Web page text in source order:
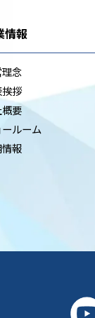
情報
念
拶
要
ルーム
報